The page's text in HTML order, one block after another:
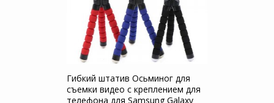
Гибкий штатив Осьминог для
съемки видео с креплением для
телефона для Samsung Galaxy